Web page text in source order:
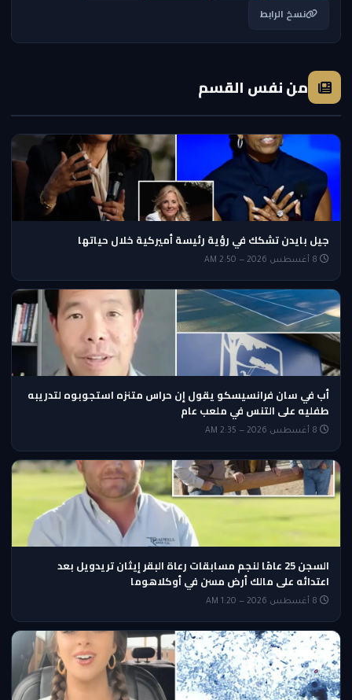
نسخ الرابط
من نفس القسم
جيل بايدن تشكك في رؤية رئيسة أميركية خلال حياتها
أب في سان فرانسيسكو يقول إن حراس متنزه استجوبوه لتدريبه
طفليه على التنس في ملعب عام
السجن 25 عامًا لنجم مسابقات رعاة البقر إيثان تريدويل بعد
اعتدائه على مالك أرض مسن في أوكلاهوما